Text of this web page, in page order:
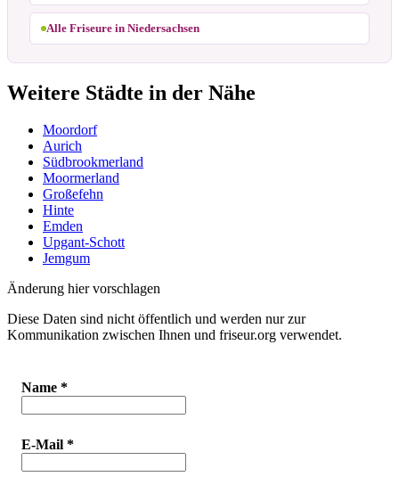
Alle Friseure in Niedersachsen
Weitere Städte in der Nähe
Moordorf
Aurich
Südbrookmerland
Moormerland
Großefehn
Hinte
Emden
Upgant-Schott
Jemgum
Änderung hier vorschlagen
Diese Daten sind nicht öffentlich und werden nur zur
Kommunikation zwischen Ihnen und friseur.org verwendet.
Name *
E-Mail *